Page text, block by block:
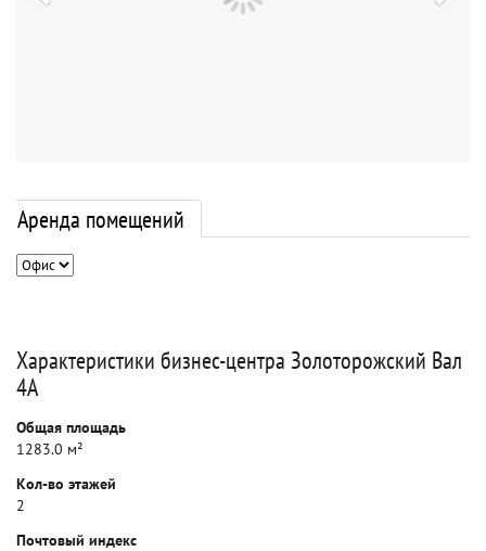
Аренда помещений
Характеристики бизнес-центра Золоторожский Вал
4А
Общая площадь
1283.0 м²
Кол-во этажей
2
Почтовый индекс